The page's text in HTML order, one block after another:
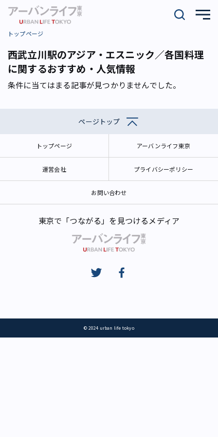
トップページ
西武立川駅のアジア・エスニック／各国料理
に関するおすすめ・人気情報
条件に当てはまる記事が見つかりませんでした。
ページトップ
トップページ アーバンライフ東京
運営会社 プライバシーポリシー
お問い合わせ
東京で「つながる」を見つけるメディア
© 2024 urban life tokyo